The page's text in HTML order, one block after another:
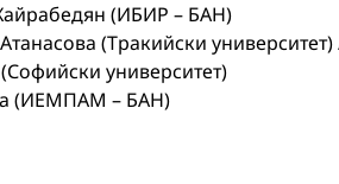
(ИБИР – БАН)
(Тракийски
университет)
(ИЕМПАМ – БАН)